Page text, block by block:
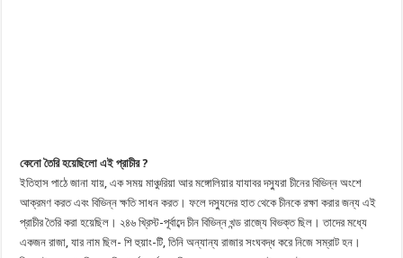
কেনো তৈরি হয়েছিলো এই প্রাচীর ?
ইতিহাস পাঠে জানা যায়, এক সময় মাঞ্চুরিয়া আর মঙ্গোলিয়ার যাযাবর দস্যুরা চীনের বিভিন্ন অংশে
আক্রমণ করত এবং বিভিন্ন ক্ষতি সাধন করত। ফলে দস্যুদের হাত থেকে চীনকে রক্ষা করার জন্য এই
প্রাচীর তৈরি করা হয়েছিল। ২৪৬ খ্রিস্ট-পূর্বাব্দে চীন বিভিন্ন খন্ড রাজ্যে বিভক্ত ছিল। তাদের মধ্যে
একজন রাজা, যার নাম ছিল- শি হুয়াং-টি, তিনি অন্যান্য রাজার সংঘবদ্ধ করে নিজে সম্রাট হন।